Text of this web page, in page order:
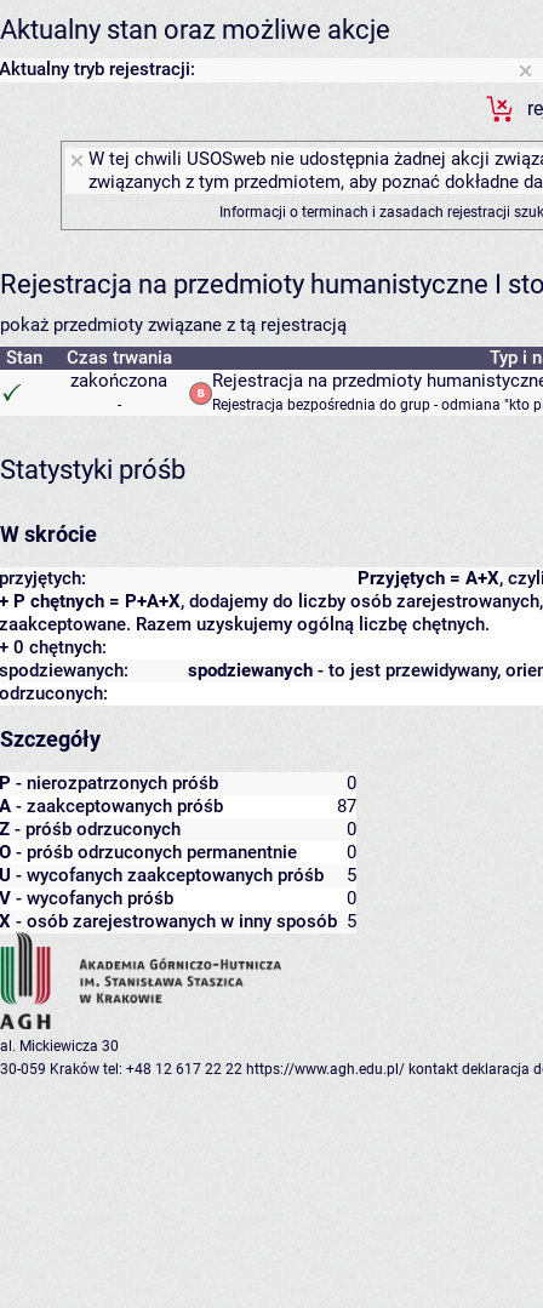
Aktualny stan oraz możliwe akcje
Aktualny tryb rejestracji:
W tej chwili USOSweb nie udostępnia żadnej akcji
związanych z tym przedmiotem, aby poznać dokładne
Informacji o terminach i zasadach rejestracji
Rejestracja na przedmioty humanistyczne I
pokaż przedmioty związane z tą rejestracją
Stan
Czas trwania
Typ i
zakończona
-
Rejestracja na przedmioty
Rejestracja bezpośrednia do grup - odmiana "kto
Statystyki próśb
W skrócie
Przyjętych = A+X,
przyjętych:
+ P chętnych = P+A+X, dodajemy do liczby osób
zaakceptowane. Razem uzyskujemy ogólną liczbę chętnych.
+ 0 chętnych:
spodziewanych - to jest przewidywany,
spodziewanych:
odrzuconych:
Szczegóły
P - nierozpatrzonych próśb
0
A - zaakceptowanych próśb
87
Z - próśb odrzuconych
0
O - próśb odrzuconych permanentnie
0
U - wycofanych zaakceptowanych próśb
5
V - wycofanych próśb
0
X - osób zarejestrowanych w inny sposób 5
al. Mickiewicza 30
30-059 Kraków tel: +48 12 617 22 22 https://www.agh.edu.pl/ kontakt deklaracja